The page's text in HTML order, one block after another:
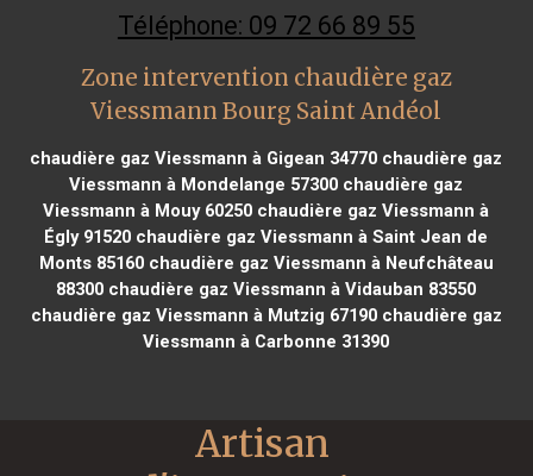
Téléphone: 09 72 66 89 55
Zone intervention chaudière gaz
Viessmann Bourg Saint Andéol
chaudière gaz Viessmann à Gigean 34770 chaudière gaz
Viessmann à Mondelange 57300 chaudière gaz
Viessmann à Mouy 60250 chaudière gaz Viessmann à
Égly 91520 chaudière gaz Viessmann à Saint Jean de
Monts 85160chaudière gaz Viessmann à Neufchâteau
88300 chaudière gaz Viessmann à Vidauban 83550
chaudière gaz Viessmann à Mutzig 67190chaudière gaz
Viessmann à Carbonne 31390
Artisan